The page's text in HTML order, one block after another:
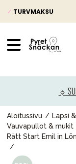
✓ TURVMAKSU
☼
Aloitussivu Lapsi
Vauvapullot & mukit
Rätt Start Emil in